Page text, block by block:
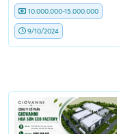
10.000.000-15.000.000
9/10/2024